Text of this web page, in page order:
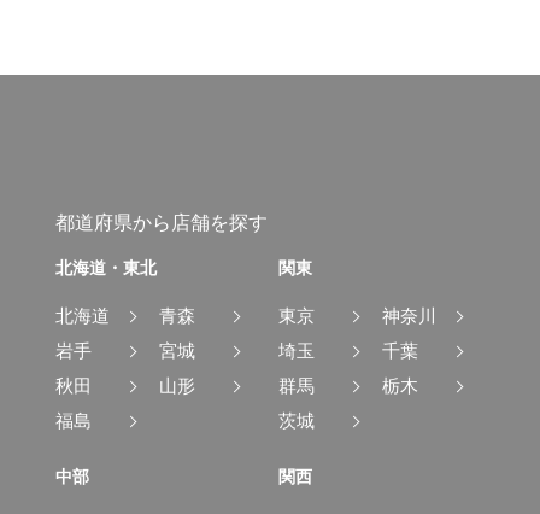
都道府県から店舗を探す
北海道・東北
北海道
青森
岩手
宮城
秋田
山形
福島
関東
東京
神奈川
埼玉
千葉
群馬
栃木
茨城
中部 関西